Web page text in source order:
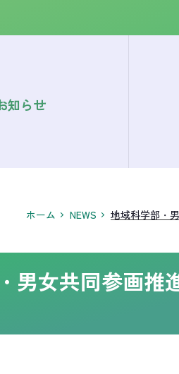
知らせ
ホーム NEWS 地域科学部・
男女共同参画推